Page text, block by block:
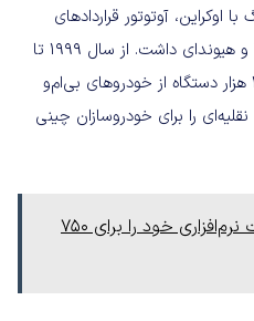
اوکراین، آوتوتور قراردادهای
تولیدی با جنرال موتورز، بی‌ام‌و، کیا و هیوندای داشت. از سال ۱۹۹۹ تا
پایان سال ۲۰۲۱، آوتوتور حدود ۲۶۱ هزار دستگاه از خودروهای بی‌ام‌و
را برای خودروسازان چینی
ب‌ام‌و بزرگ‌ترین آپدیت نرم‌افزاری خود را برای 750